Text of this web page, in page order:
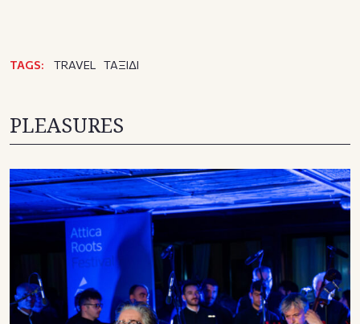
TAGS: TRAVEL ΤΑΞΙΔΙ
PLEASURES